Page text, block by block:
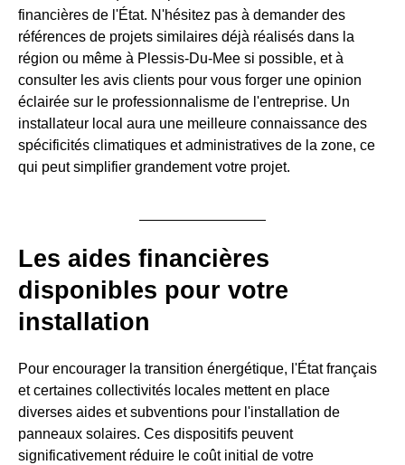
financières de l'État. N'hésitez pas à demander des
références de projets similaires déjà réalisés dans la
région ou même à Plessis-Du-Mee si possible, et à
consulter les avis clients pour vous forger une opinion
éclairée sur le professionnalisme de l'entreprise. Un
installateur local aura une meilleure connaissance des
spécificités climatiques et administratives de la zone, ce
qui peut simplifier grandement votre projet.
Les aides financières
disponibles pour votre
installation
Pour encourager la transition énergétique, l'État français
et certaines collectivités locales mettent en place
diverses aides et subventions pour l'installation de
panneaux solaires. Ces dispositifs peuvent
significativement réduire le coût initial de votre